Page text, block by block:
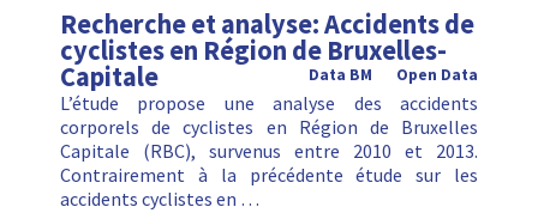
Recherche et analyse: Accidents de
cyclistes en Région de Bruxelles-
Capitale Open Data
Data BM
L’étude propose une analyse des accidents
corporels de cyclistes en Région de Bruxelles
Capitale (RBC), survenus entre 2010 et 2013.
Contrairement à la précédente étude sur les
accidents cyclistes en …